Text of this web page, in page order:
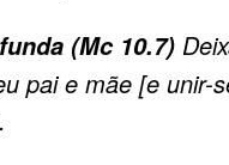
(Mc 10.7)
pai e mãe [e unir-